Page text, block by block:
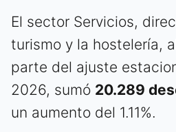
El sector Servicios,
turismo y la hostelería,
parte del ajuste
2026, sumó 20.289
un aumento del 1.11%.